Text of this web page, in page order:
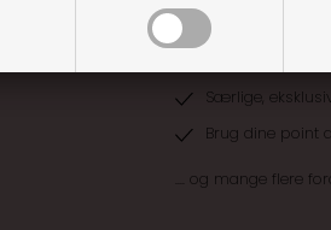
Optjen 3% i
Særlige,
Brug dine point
.... og mange flere